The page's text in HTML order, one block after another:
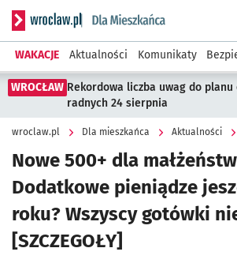
Serwis informacyjny wroclaw.pl
WAKACJE Aktualności Komunikaty
WROCŁAW Rekordowa liczba uwag do planu
radnych 24 sierpnia
wroclaw.pl Dla mieszkańca Aktualności
Nowe 500+ dla
Dodatkowe pieniądze
roku? Wszyscy gotówki
[SZCZEGOŁY]